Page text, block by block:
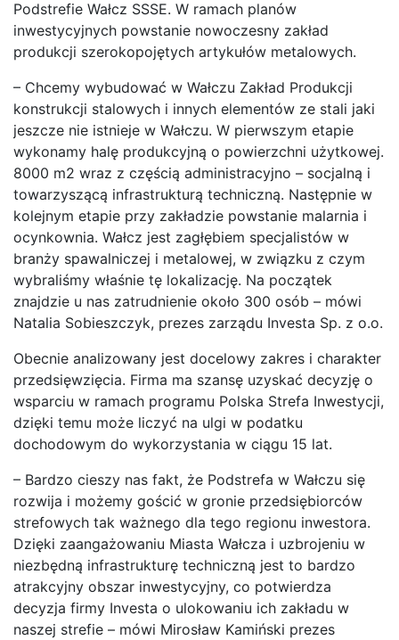
Podstrefie Wałcz SSSE. W ramach planów
inwestycyjnych powstanie nowoczesny zakład
produkcji szerokopojętych artykułów metalowych.
– Chcemy wybudować w Wałczu Zakład Produkcji
konstrukcji stalowych i innych elementów ze stali jaki
jeszcze nie istnieje w Wałczu. W pierwszym etapie
wykonamy halę produkcyjną o powierzchni użytkowej.
8000 m2 wraz z częścią administracyjno – socjalną i
towarzyszącą infrastrukturą techniczną. Następnie w
kolejnym etapie przy zakładzie powstanie malarnia i
ocynkownia. Wałcz jest zagłębiem specjalistów w
branży spawalniczej i metalowej, w związku z czym
wybraliśmy właśnie tę lokalizację. Na początek
znajdzie u nas zatrudnienie około 300 osób – mówi
Natalia Sobieszczyk, prezes zarządu Investa Sp. z o.o.
Obecnie analizowany jest docelowy zakres i charakter
przedsięwzięcia. Firma ma szansę uzyskać decyzję o
wsparciu w ramach programu Polska Strefa Inwestycji,
dzięki temu może liczyć na ulgi w podatku
dochodowym do wykorzystania w ciągu 15 lat.
– Bardzo cieszy nas fakt, że Podstrefa w Wałczu się
rozwija i możemy gościć w gronie przedsiębiorców
strefowych tak ważnego dla tego regionu inwestora.
Dzięki zaangażowaniu Miasta Wałcza i uzbrojeniu w
niezbędną infrastrukturę techniczną jest to bardzo
atrakcyjny obszar inwestycyjny, co potwierdza
decyzja firmy Investa o ulokowaniu ich zakładu w
naszej strefie – mówi Mirosław Kamiński prezes